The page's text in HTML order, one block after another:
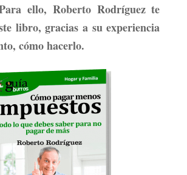
ello, Roberto Rodríguez te
libro, gracias a su experiencia
cómo hacerlo.